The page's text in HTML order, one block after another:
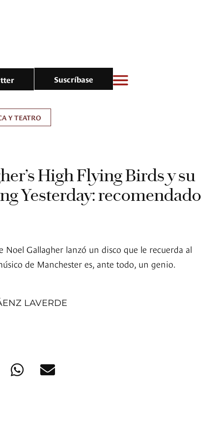
Suscríbase
Y TEATRO
High Flying Birds y su
Yesterday: recomendado
Noel Gallagher lanzó un disco que le recuerda al
de Manchester es, ante todo, un genio.
LAVERDE